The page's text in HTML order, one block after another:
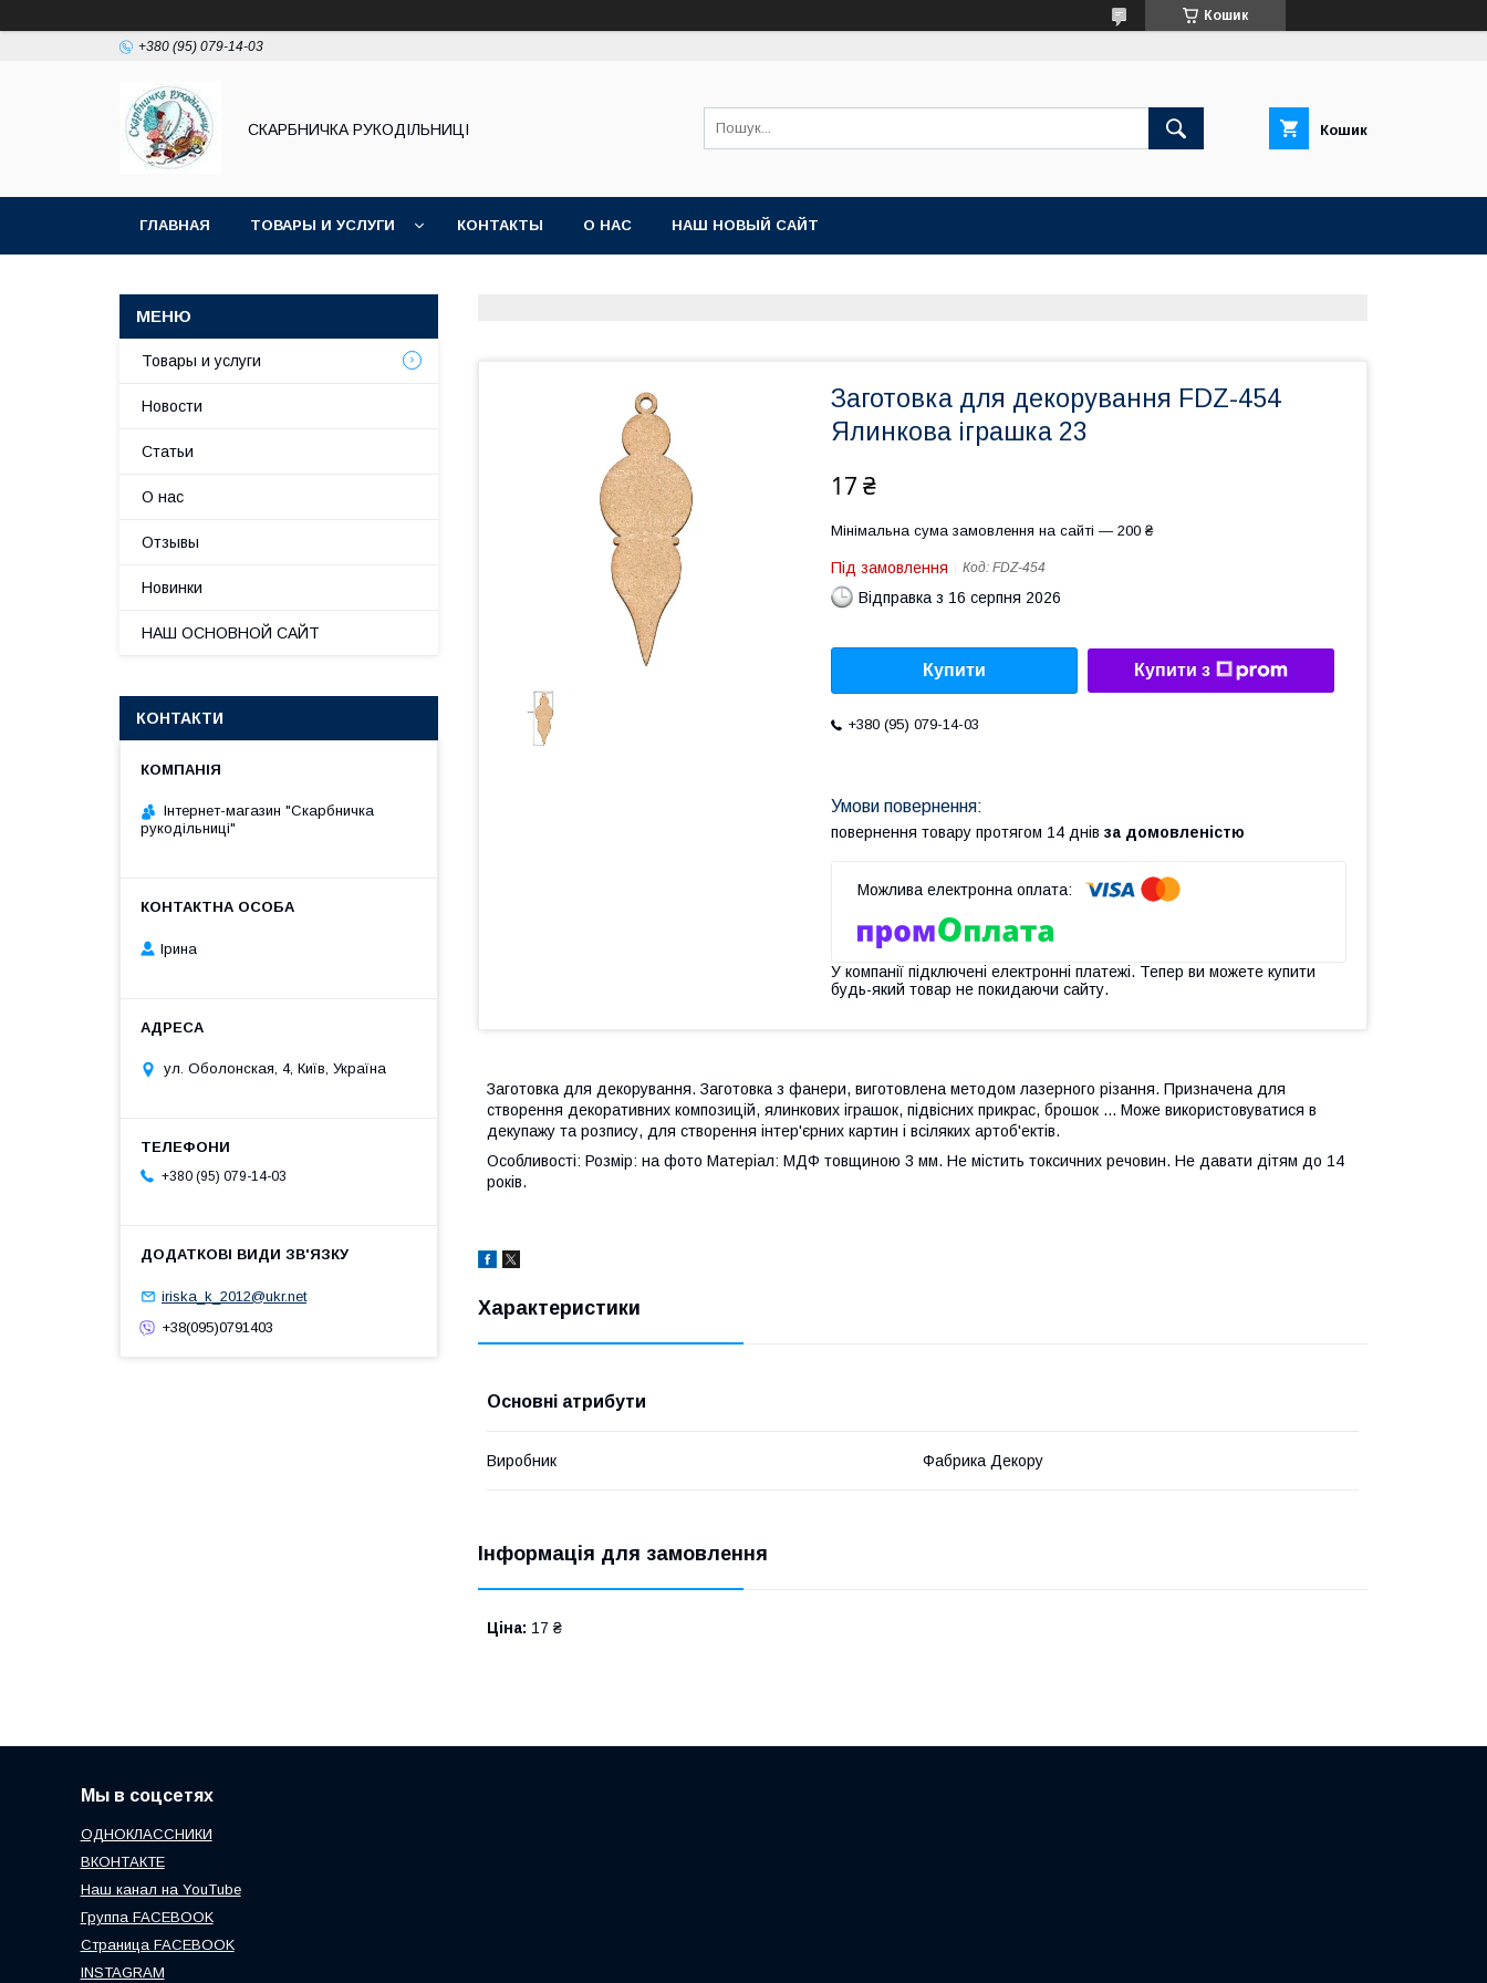
Кошик
+380 (95) 079-14-03
СКАРБНИЧКА РУКОДІЛЬНИЦІ Кошик
ГЛАВНАЯ ТОВАРЫ И УСЛУГИ КОНТАКТЫ О НАС НАШ НОВЫЙ САЙТ
Заготовка для декорування FDZ-454
Ялинкова іграшка 23
17 ₴
Мінімальна сума замовлення на сайті — 200 ₴
Під замовлення Код: FDZ-454
Відправка з 16 серпня 2026
Купити Купити з
+380 (95) 079-14-03
повернення товару протягом 14 днів за домовленістю
У компанії підключені електронні платежі. Тепер ви можете купити
будь-який товар не покидаючи сайту.
Заготовка для декорування. Заготовка з фанери, виготовлена методом лазерного різання. Призначена для
створення декоративних композицій, ялинкових іграшок, підвісних прикрас, брошок ... Може використовуватися в
декупажу та розпису, для створення інтер'єрних картин і всіляких артоб'ектів.
Особливості: Розмір: на фото Матеріал: МДФ товщиною 3 мм. Не містить токсичних речовин. Не давати дітям до 14
років.
Характеристики
Основні атрибути
Виробник Фабрика Декору
Інформація для замовлення
Ціна: 17 ₴
Товары и услуги
Новости
Статьи
О нас
Отзывы
Новинки
НАШ ОСНОВНОЙ САЙТ
КОНТАКТИ
Інтернет-магазин "Скарбничка
рукодільниці"
Ірина
ул. Оболонская, 4, Київ, Україна
+380 (95) 079-14-03
iriska_k_2012@ukr.net
+38(095)0791403
Мы в соцсетях
ОДНОКЛАССНИКИ
ВКОНТАКТЕ
Наш канал на YouTube
Группа FACEBOOK
Страница FACEBOOK
INSTAGRAM